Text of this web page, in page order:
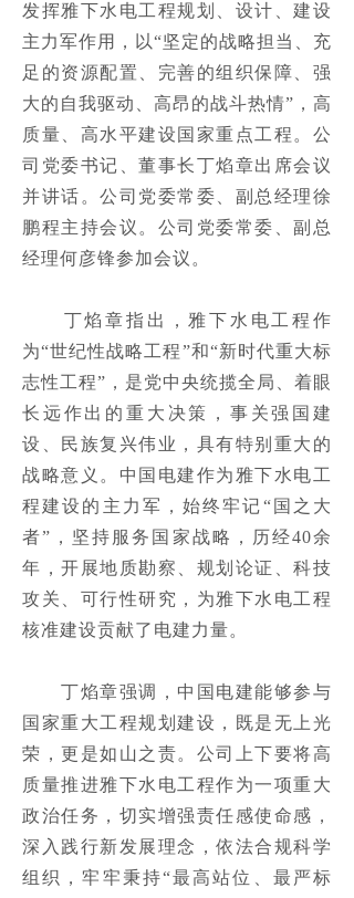
넸 河湖整治工程
넸 发电厂基础工程
넸 石油、石化、LNG地基、基础工程
港口、码头地基基础工程
넸 工民建及市政基础工程
勘察工程
넸 园林绿化
城镇化建设与养老养生项目
넸 国际工程
ꄷ 安全生产
科技研发
ꄷ 专利科研
高新技术
新闻中心
ꄷ 中标信息
ꄷ 企业公告
ꄷ 企业要闻
发挥雅下水电工程规划、设计、建设
主力军作用，以“坚定的战略担当、充
足的资源配置、完善的组织保障、强
大的自我驱动、高昂的战斗热情”，高
质量、高水平建设国家重点工程。公
司党委书记、董事长丁焰章出席会议
并讲话。公司党委常委、副总经理徐
鹏程主持会议。公司党委常委、副总
经理何彦锋参加会议。
丁焰章指出，雅下水电工程作
为“世纪性战略工程”和“新时代重大标
志性工程”，是党中央统揽全局、着眼
长远作出的重大决策，事关强国建
设、民族复兴伟业，具有特别重大的
战略意义。中国电建作为雅下水电工
程建设的主力军，始终牢记“国之大
者”，坚持服务国家战略，历经40余
年，开展地质勘察、规划论证、科技
攻关、可行性研究，为雅下水电工程
核准建设贡献了电建力量。
丁焰章强调，中国电建能够参与
国家重大工程规划建设，既是无上光
荣，更是如山之责。公司上下要将高
质量推进雅下水电工程作为一项重大
政治任务，切实增强责任感使命感，
深入践行新发展理念，依法合规科学
组织，牢牢秉持“最高站位、最严标